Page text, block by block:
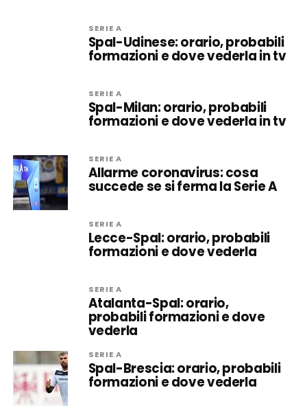
SERIE A
Spal-Udinese: orario, probabili
formazioni e dove vederla in tv
SERIE A
Spal-Milan: orario, probabili
formazioni e dove vederla in tv
SERIE A
Allarme coronavirus: cosa
succede se si ferma la Serie A
SERIE A
Lecce-Spal: orario, probabili
formazioni e dove vederla
SERIE A
Atalanta-Spal: orario,
probabili formazioni e dove
vederla
SERIE A
Spal-Brescia: orario, probabili
formazioni e dove vederla